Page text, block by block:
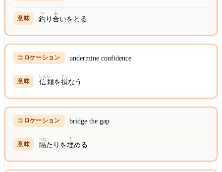
釣
つ
り合
あ
いをとる
undermine confidence
信頼
しんらい
を損
そこ
なう
bridge the gap
隔
へだ
たりを埋
う
める